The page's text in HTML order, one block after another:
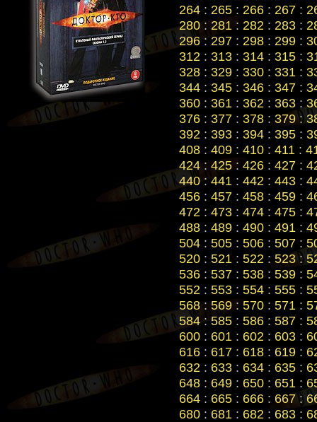
264: 265: 266: 267:
280: 281 : 282 : 283:
296 : 297 : 298 : 299 :
312 : 313: 314: 315:
328: 329: 330: 331 :
344: 345: 346: 347:
360: 361 : 362 : 363:
376: 377: 378: 379:
392 : 393: 394: 395:
408 : 409 : 410 : 411 :
424: 425: 426: 427:
440: 441 : 442 : 443:
456: 457: 458: 459:
472 : 473: 474: 475:
488: 489: 490: 491 :
504 : 505 : 506 : 507 :
520: 521 : 522 : 523:
536: 537: 538: 539:
552 : 553: 554: 555:
568: 569: 570: 571 :
584: 585: 586: 587:
600 : 601 : 602 : 603 :
616: 617: 618: 619:
632 : 633: 634: 635:
648: 649: 650: 651 :
664: 665: 666: 667:
680: 681 : 682 : 683: